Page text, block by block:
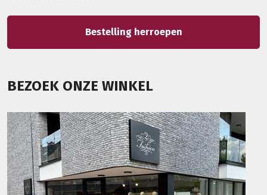
Bestelling herroepen
BEZOEK ONZE WINKEL